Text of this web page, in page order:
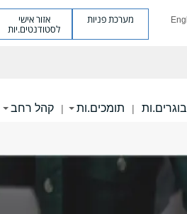
מערכת פניות אזור אישי
לסטודנטים.יות
בוגרים.ות | תומכים.ות | קהל רחב